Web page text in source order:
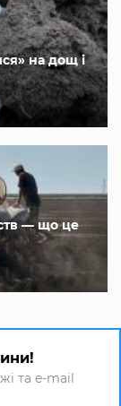
на дощ і
— що це
та e-mail